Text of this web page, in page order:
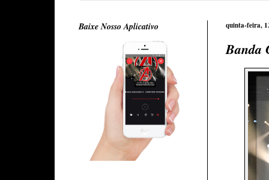
quinta-feira,
Banda
Baixe Nosso Aplicativo